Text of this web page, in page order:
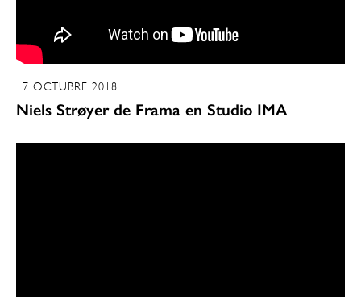
17 OCTUBRE 2018
Niels Strøyer de Frama en Studio IMA